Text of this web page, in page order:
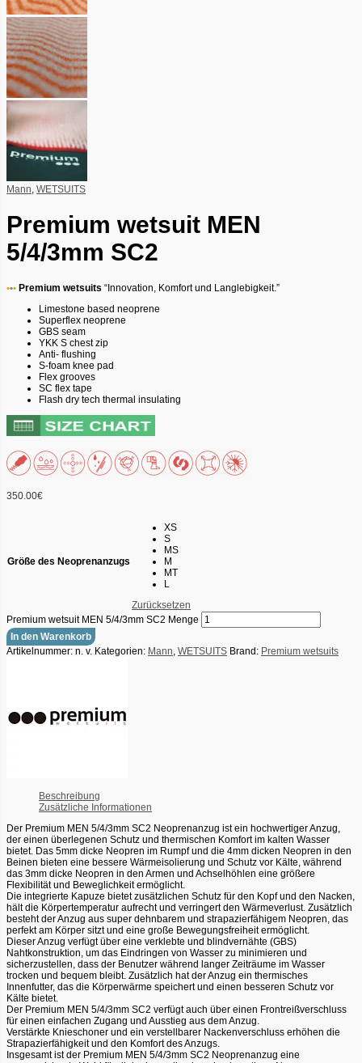
Mann WETSUITS
Premium wetsuit MEN
5/4/3mm SC2
••• Premium wetsuits “Innovation, Komfort und Langlebigkeit.”
Limestone based neoprene
Superflex neoprene
GBS seam
YKK S chest zip
Anti- flushing
S-foam knee pad
Flex grooves
SC flex tape
Flash dry tech thermal insulating
350.00€
Größe des Neoprenanzugs
XS
S
MS
M
MT
L
Zurücksetzen
Premium wetsuit MEN 5/4/3mm SC2 Menge
In den Warenkorb
Artikelnummer: n. v. Kategorien: Mann, WETSUITS Brand: Premium wetsuits
Beschreibung
Zusätzliche Informationen
Der Premium MEN 5/4/3mm SC2 Neoprenanzug ist ein hochwertiger Anzug,
der einen überlegenen Schutz und thermischen Komfort im kalten Wasser
bietet. Das 5mm dicke Neopren im Rumpf und die 4mm dicken Neopren in den
Beinen bieten eine bessere Wärmeisolierung und Schutz vor Kälte, während
das 3mm dicke Neopren in den Armen und Achselhöhlen eine größere
Flexibilität und Beweglichkeit ermöglicht.
Die integrierte Kapuze bietet zusätzlichen Schutz für den Kopf und den Nacken,
hält die Körpertemperatur aufrecht und verringert den Wärmeverlust. Zusätzlich
besteht der Anzug aus super dehnbarem und strapazierfähigem Neopren, das
perfekt am Körper sitzt und eine große Bewegungsfreiheit ermöglicht.
Dieser Anzug verfügt über eine verklebte und blindvernähte (GBS)
Nahtkonstruktion, um das Eindringen von Wasser zu minimieren und
sicherzustellen, dass der Benutzer während langer Zeiträume im Wasser
trocken und bequem bleibt. Zusätzlich hat der Anzug ein thermisches
Innenfutter, das die Körperwärme speichert und einen besseren Schutz vor
Kälte bietet.
Der Premium MEN 5/4/3mm SC2 verfügt auch über einen Frontreißverschluss
für einen einfachen Zugang und Ausstieg aus dem Anzug.
Verstärkte Knieschoner und ein verstellbarer Nackenverschluss erhöhen die
Strapazierfähigkeit und den Komfort des Anzugs.
Insgesamt ist der Premium MEN 5/4/3mm SC2 Neoprenanzug eine